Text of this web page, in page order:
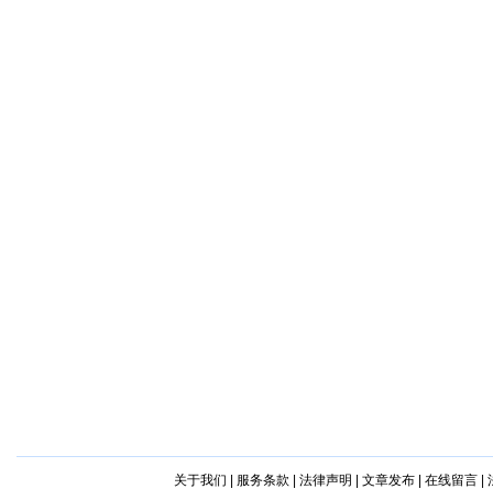
关于我们 服务条款 法律声明 文章发布| 在线留言|